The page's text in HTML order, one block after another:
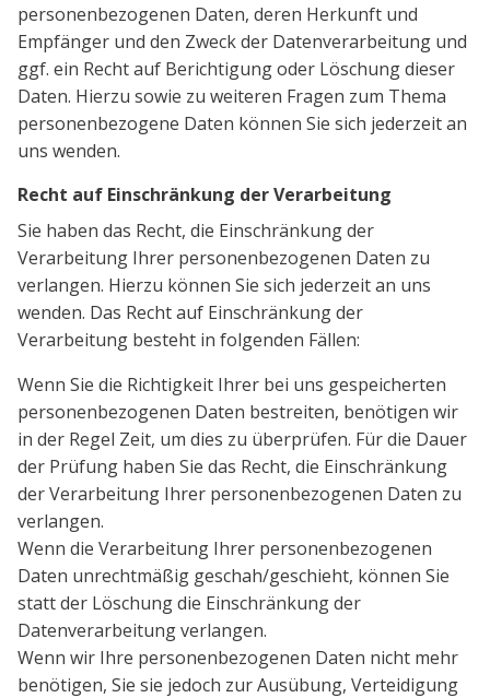
personenbezogenen Daten, deren Herkunft und
Empfänger und den Zweck der Datenverarbeitung und
ggf. ein Recht auf Berichtigung oder Löschung dieser
Daten. Hierzu sowie zu weiteren Fragen zum Thema
personenbezogene Daten können Sie sich jederzeit an
uns wenden.
Recht auf Einschränkung der Verarbeitung
Sie haben das Recht, die Einschränkung der
Verarbeitung Ihrer personenbezogenen Daten zu
verlangen. Hierzu können Sie sich jederzeit an uns
wenden. Das Recht auf Einschränkung der
Verarbeitung besteht in folgenden Fällen:
Wenn Sie die Richtigkeit Ihrer bei uns gespeicherten
personenbezogenen Daten bestreiten, benötigen wir
in der Regel Zeit, um dies zu überprüfen. Für die Dauer
der Prüfung haben Sie das Recht, die Einschränkung
der Verarbeitung Ihrer personenbezogenen Daten zu
verlangen.
Wenn die Verarbeitung Ihrer personenbezogenen
Daten unrechtmäßig geschah/geschieht, können Sie
statt der Löschung die Einschränkung der
Datenverarbeitung verlangen.
Wenn wir Ihre personenbezogenen Daten nicht mehr
benötigen, Sie sie jedoch zur Ausübung, Verteidigung